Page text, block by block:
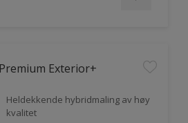
Exterior+
Heldekkende hybridmaling av høy
kvalitet